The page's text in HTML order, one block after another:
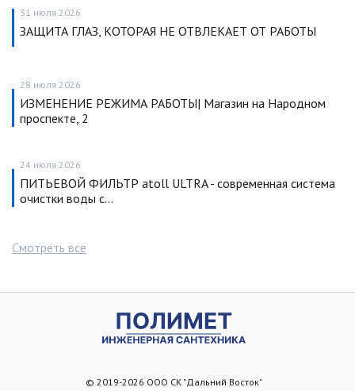
31 июля 2026
ЗАЩИТА ГЛАЗ, КОТОРАЯ НЕ ОТВЛЕКАЕТ ОТ РАБОТЫ
28 июля 2026
ИЗМЕНЕНИЕ РЕЖИМА РАБОТЫ| Магазин на Народном
проспекте, 2
24 июля 2026
ПИТЬЕВОЙ ФИЛЬТР atoll ULTRA - современная система
очистки воды с…
Смотреть все
© 2019-2026 ООО СК "Дальний Восток"